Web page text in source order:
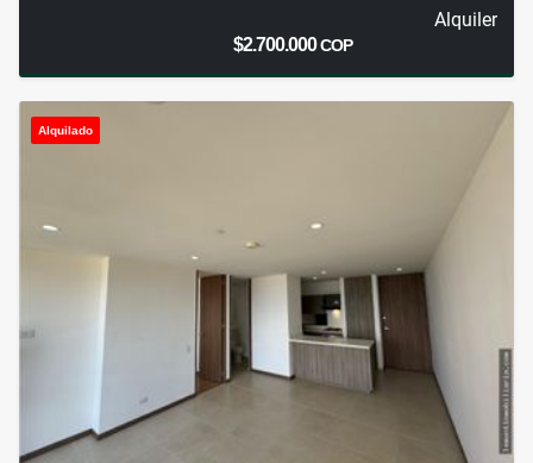
Alquiler
$2.700.000COP
Alquilado